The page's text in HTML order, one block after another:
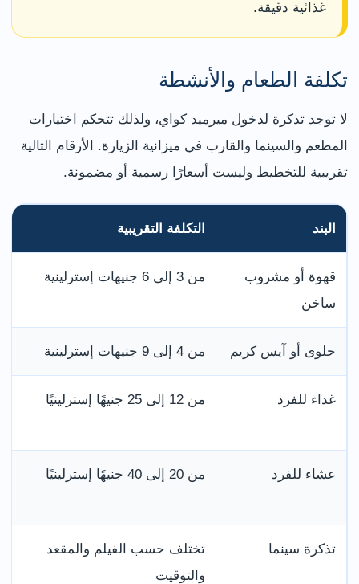
غذائية دقيقة.
تكلفة الطعام والأنشطة
لا توجد تذكرة لدخول ميرميد كواي، ولذلك تتحكم اختيارات
المطعم والسينما والقارب في ميزانية الزيارة. الأرقام التالية
تقريبية للتخطيط وليست أسعارًا رسمية أو مضمونة.
البند التكلفة التقريبية
قهوة أو مشروب
ساخن
من 3 إلى 6 جنيهات إسترلينية
حلوى أو آيس كريم من 4 إلى 9 جنيهات إسترلينية
غداء للفرد من 12 إلى 25 جنيهًا إسترلينيًا
عشاء للفرد من 20 إلى 40 جنيهًا إسترلينيًا
تذكرة سينما
تختلف حسب الفيلم والمقعد
والتوقيت